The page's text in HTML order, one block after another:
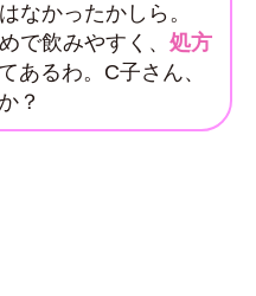
なかったかしら。
で飲みやすく、 処方
あるわ。C子さん、
？